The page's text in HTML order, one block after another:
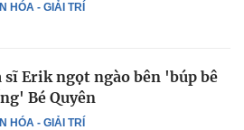
HÓA - GIẢI TRÍ
HÓA - GIẢI TRÍ
sĩ Erik ngọt ngào bên 'búp bê
Bé Quyên